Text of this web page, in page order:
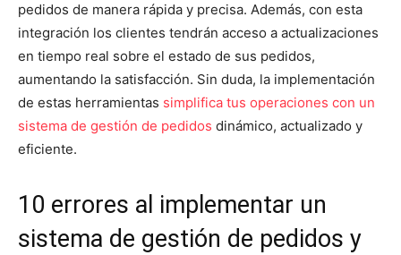
pedidos de manera rápida y precisa. Además, con esta
integración los clientes tendrán acceso a actualizaciones
en tiempo real sobre el estado de sus pedidos,
aumentando la satisfacción. Sin duda, la implementación
de estas herramientas simplifica tus operaciones con un
sistema de gestión de pedidos dinámico, actualizado y
eficiente.
10 errores al implementar un
sistema de gestión de pedidos y